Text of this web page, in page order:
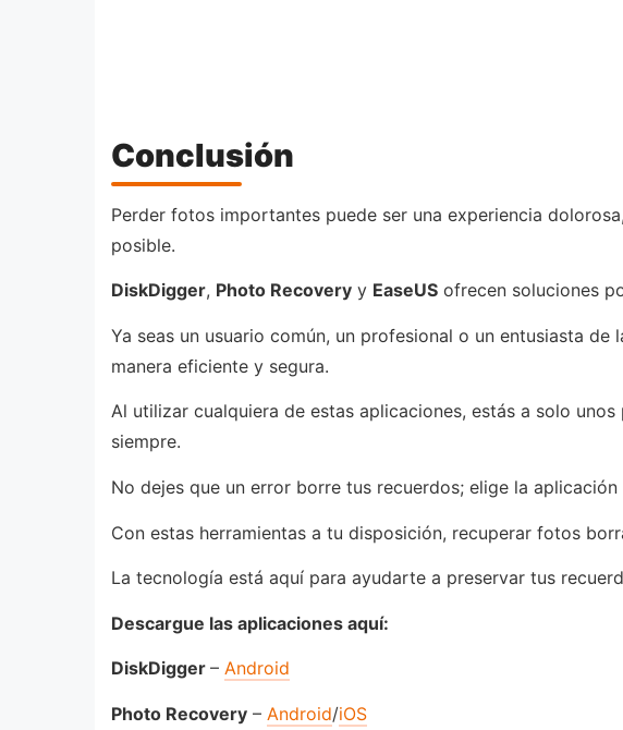
Conclusión
Perder fotos importantes puede ser una experiencia
posible.
DiskDigger, Photo Recovery y EaseUS ofrecen soluciones
Ya seas un usuario común, un profesional o un entusiasta
manera eficiente y segura.
Al utilizar cualquiera de estas aplicaciones, estás a solo
siempre.
No dejes que un error borre tus recuerdos; elige la
Con estas herramientas a tu disposición, recuperar fotos
La tecnología está aquí para ayudarte a preservar tus
Descargue las aplicaciones aquí:
DiskDigger – Android
Photo Recovery – Android/iOS